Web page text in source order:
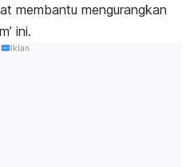
membantu mengurangkan
ini.
Iklan